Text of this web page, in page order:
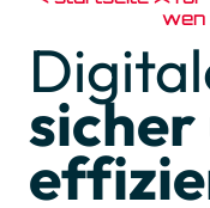
wen
sicher